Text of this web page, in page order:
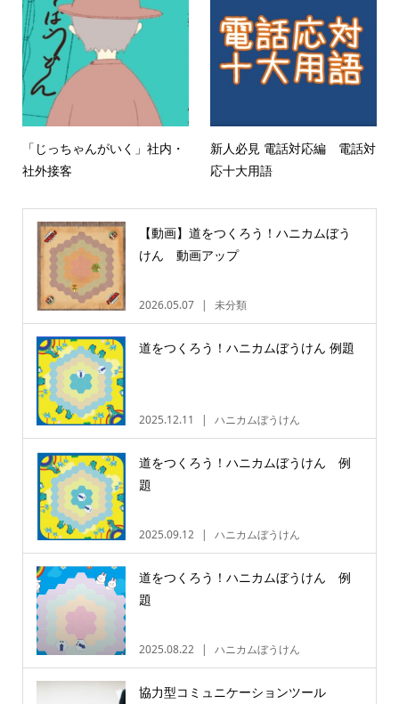
「じっちゃんがいく」社内・
社外接客
新人必見 電話対応編 電話対
応十大用語
【動画】道をつくろう！ハニカムぼう
けん 動画アップ
2026.05.07 未分類
道をつくろう！ハニカムぼうけん 例題
2025.12.11 ハニカムぼうけん
道をつくろう！ハニカムぼうけん 例
題
2025.09.12 ハニカムぼうけん
道をつくろう！ハニカムぼうけん 例
題
2025.08.22 ハニカムぼうけん
協力型コミュニケーションツール